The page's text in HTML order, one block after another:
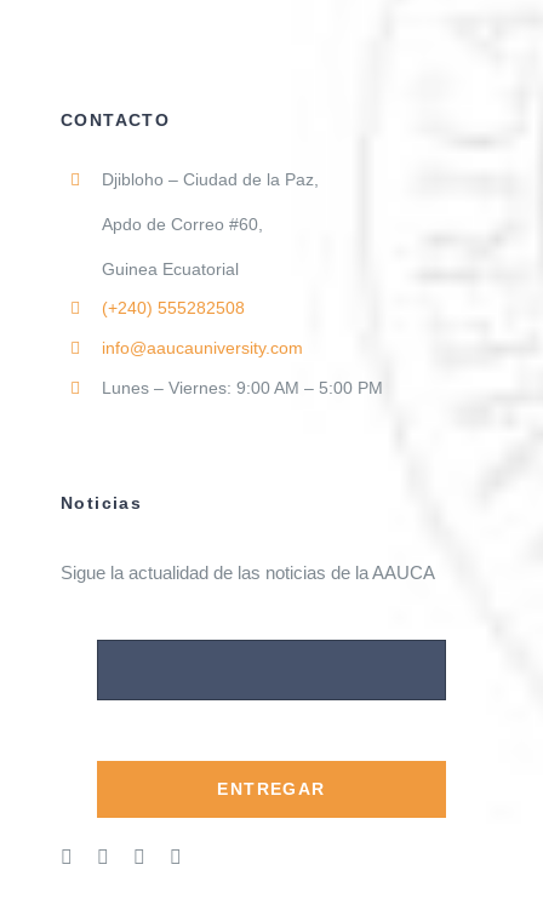
CONTACTO
Djibloho – Ciudad de la Paz,
Apdo de Correo #60,
Guinea Ecuatorial
(+240) 555282508
info@aaucauniversity.com
Lunes – Viernes: 9:00 AM – 5:00 PM
Noticias
Sigue la actualidad de las noticias de la AAUCA
ENTREGAR